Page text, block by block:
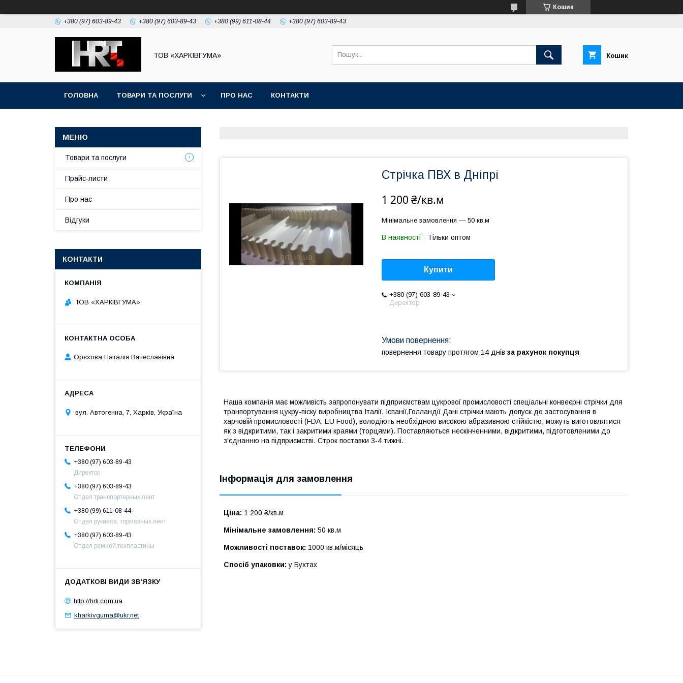
Кошик
+380 (97) 603-89-43 +380 (97) 603-89-43 +380 (99) 611-08-44 +380 (97) 603-89-43
ТОВ «ХАРКІВГУМА» Кошик
ГОЛОВНА ТОВАРИ ТА ПОСЛУГИ ПРО НАС КОНТАКТИ
Стрічка ПВХ в Дніпрі
1 200 ₴/кв.м
Мінімальне замовлення — 50 кв.м
В наявності Тільки оптом
Купити
+380 (97) 603-89-43
Директор
повернення товару протягом 14 днів за рахунок покупця
Наша компанія має можливість запропонувати підприємствам цукрової промисловості спеціальні конвеєрні стрічки для
транпортування цукру-піску виробництва Італії, Іспанії,Голландії Дані стрічки мають допуск до застосування в
харчовій промисловості (FDA, EU Food), володіють необхідною високою абразивною стійкістю, можуть виготовлятися
як з відкритими, так і закритими краями (торцями). Поставляються нескінченними, відкритими, підготовленими до
з'єднанню на підприємстві. Строк поставки 3-4 тижні.
Інформація для замовлення
Ціна: 1 200 ₴/кв.м
Мінімальне замовлення: 50 кв.м
Можливості поставок: 1000 кв.м/місяць
Спосіб упаковки: у Бухтах
Товари та послуги
Прайс-листи
Про нас
Відгуки
КОНТАКТИ
ТОВ «ХАРКІВГУМА»
Орєхова Наталія Вячеславівна
вул. Автогенна, 7, Харків, Україна
+380 (97) 603-89-43
Директор
+380 (97) 603-89-43
Отдел транспортерных лент
+380 (99) 611-08-44
Отдел рукавов, тормозных лент
+380 (97) 603-89-43
Отдел ремней,техпластины
http://hrti.com.ua
kharkivguma@ukr.net